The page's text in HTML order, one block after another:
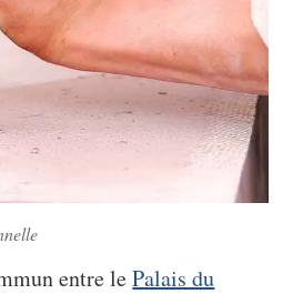
entre lePalais du